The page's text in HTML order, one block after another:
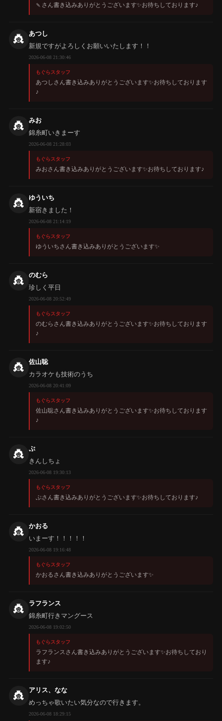
🍡さん書き込みありがとうございます✨️お待ちしております♪
👸
あつし
新規ですがよろしくお願いいたします！！
2026-06-08 21:30:46
もぐらスタッフ
あつしさん書き込みありがとうございます✨️お待ちしております
♪
👸
みお
錦糸町いきまーす
2026-06-08 21:28:03
もぐらスタッフ
みおさん書き込みありがとうございます✨️お待ちしております♪
👸
ゆういち
新宿きました！
2026-06-08 21:14:19
もぐらスタッフ
ゆういちさん書き込みありがとうございます✨️
👸
のむら
珍しく平日
2026-06-08 20:52:49
もぐらスタッフ
のむらさん書き込みありがとうございます✨️お待ちしております
♪
👸
佐山聡
カラオケも技術のうち
2026-06-08 20:41:09
もぐらスタッフ
佐山聡さん書き込みありがとうございます✨️お待ちしております
♪
👸
ぷ
きんしちょ
2026-06-08 19:30:13
もぐらスタッフ
ぷさん書き込みありがとうございます✨️お待ちしております♪
👸
かおる
いまーす！！！！！
2026-06-08 19:16:48
もぐらスタッフ
かおるさん書き込みありがとうございます✨️
👸
ラフランス
錦糸町行きマングース
2026-06-08 19:02:50
もぐらスタッフ
ラフランスさん書き込みありがとうございます✨️お待ちしており
ます♪
👸
アリス、なな
めっちゃ歌いたい気分なので行きます。
2026-06-08 18:29:15